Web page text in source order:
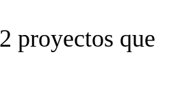
proyectos que